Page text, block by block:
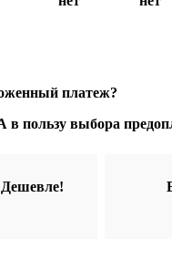
платеж?
пользу выбора
Дешевле!